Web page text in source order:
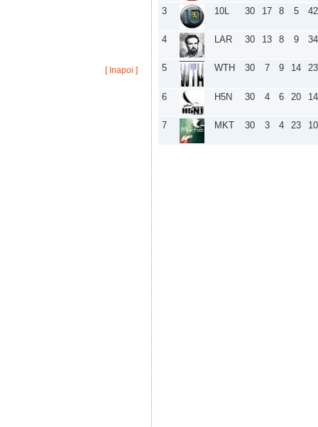
[ Inapoi ]
Liosha :contestatii
Octav :După Alejandro Falla a fost
descoperit un alt tenisist cu potențiali
suporteri în comunitate, pe nume Ivan
Dodig, din Croația.
Zeleni :am vrut sa dau search, sorry :)
Zeleni : slogan logo
alexdelpier :
2013 a fost cea mai frumoasa din toata
istoria campionatelor
3 10L 30 17 8 5 42
4 LAR 30 13 8 9 34
5 WTH 30 7 9 14 23
6 H5N 30 4 6 20 14
7 MKT 30 3 4 23 10